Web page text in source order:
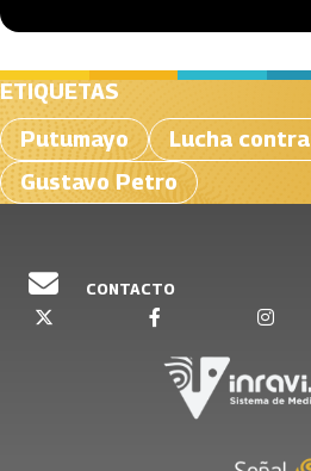
ETIQUETAS
Putumayo
Lucha
Gustavo Petro
CONTACTO